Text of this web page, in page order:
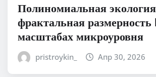
Полиномиальная
фрактальная
масштабах микроуровня
pristroykin_ Апр 30, 2026